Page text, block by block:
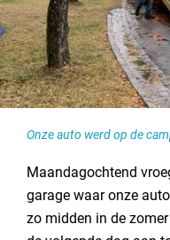
Onze auto werd op de
Maandagochtend
garage waar onze
zo midden in de